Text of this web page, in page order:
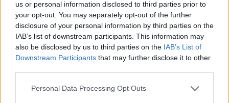
us or personal information disclosed to third parties prior to
your opt-out. You may separately opt-out of the further
disclosure of your personal information by third parties on the
IAB’s list of downstream participants. This information may
also be disclosed by us to third parties on the IAB’s List of
Downstream Participants that may further disclose it to other
Personal Data Processing Opt Outs